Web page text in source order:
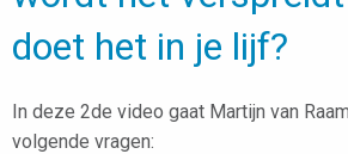
doet het in je lijf?
In deze 2de video gaat Martijn van
volgende vragen: